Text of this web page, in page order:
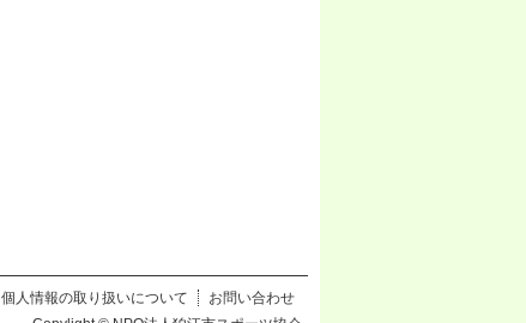
個人情報の取り扱いについて
お問い合わせ